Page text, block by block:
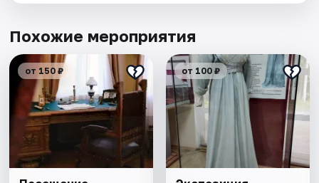
Похожие мероприятия
от 150 ₽ от 100 ₽